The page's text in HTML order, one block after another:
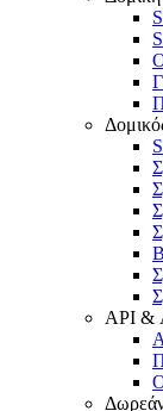
API &